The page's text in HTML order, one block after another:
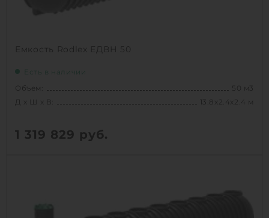
Емкость Rodlex ЕДВН 50
Есть в наличии
Объем:
50 м3
Д х Ш х В:
13.8х2.4х2.4 м
50 м3
1 319 829 руб.